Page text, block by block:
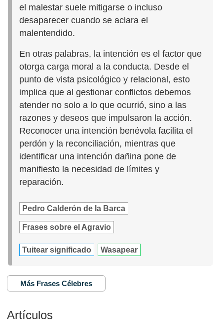
el malestar suele mitigarse o incluso
desaparecer cuando se aclara el
malentendido.
En otras palabras, la intención es el factor que
otorga carga moral a la conducta. Desde el
punto de vista psicológico y relacional, esto
implica que al gestionar conflictos debemos
atender no solo a lo que ocurrió, sino a las
razones y deseos que impulsaron la acción.
Reconocer una intención benévola facilita el
perdón y la reconciliación, mientras que
identificar una intención dañina pone de
manifiesto la necesidad de límites y
reparación.
Pedro Calderón de la Barca
Frases sobre el Agravio
Tuitear significado Wasapear
Más Frases Célebres
Artículos